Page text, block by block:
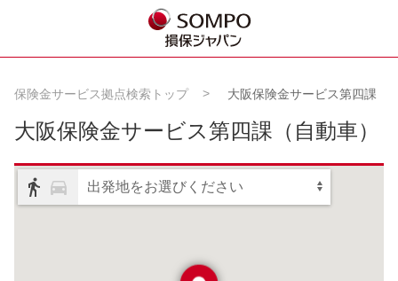
保険金サービス拠点検索トップ 大阪保険金サービス第四課
大阪保険金サービス第四課 （自動車）
出発地をお選びください